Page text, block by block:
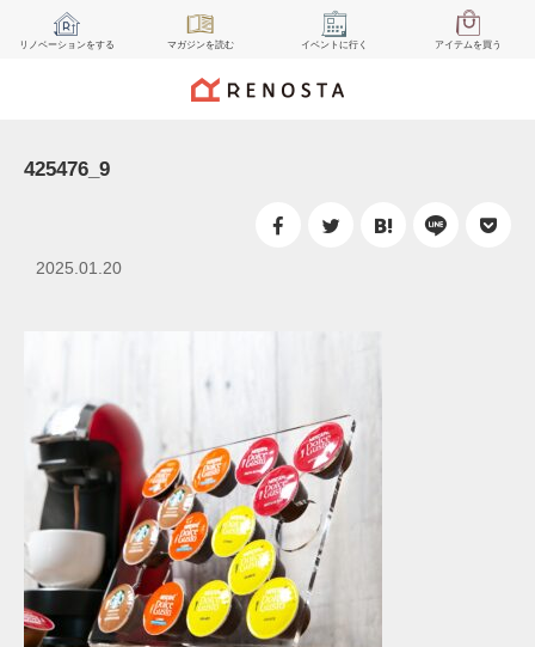
リノベーションをする マガジンを読む イベント に行く アイテムを買う
425476_9
2025.01.20